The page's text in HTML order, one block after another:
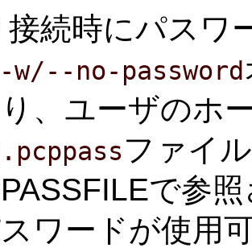
接続時にパスワ
-w/--no-password
、ユーザのホ
.pcppassファイ
で参
ワードが使用